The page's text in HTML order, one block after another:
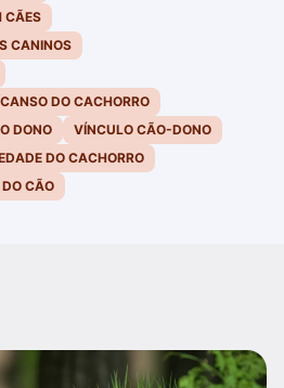
CÃES
CANINOS
DO CACHORRO
DONO
VÍNCULO CÃO-DONO
DO CACHORRO
CÃO